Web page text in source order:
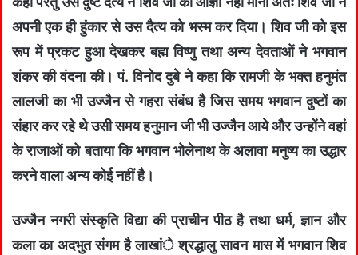
अपनी एक ही हुंकार से उस दैत्य को भस्म कर दिया। शिव जी को इस
रूप में प्रकट हुआ देखकर बह्म विष्णु तथा अन्य देवताओं ने भगवान
शंकर की वंदना की। पं. विनोद दुबे ने कहा कि रामजी के भक्त हनुमंत
लालजी का भी उज्जैन से गहरा संबंध है जिस समय भगवान दुष्टों का
संहार कर रहे थे उसी समय हनुमान जी भी उज्जैन आये और उन्होंने वहां
के राजाओं को बताया कि भगवान भोलेनाथ के अलावा मनुष्य का उद्धार
करने वाला अन्य कोई नहीं है।
उज्जैन नगरी संस्कृति विद्या की प्राचीन पीठ है तथा धर्म, ज्ञान और
कला का अदभुत संगम है लाखांे श्रद्धालु सावन मास में भगवान शिव